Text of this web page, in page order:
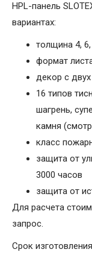
HPL-панель
вариантах:
толщина 4,
формат
декор с
16 типов
шагрень,
камня
класс
защита от
3000 часов
защита от
Для расчета
запрос.
Срок